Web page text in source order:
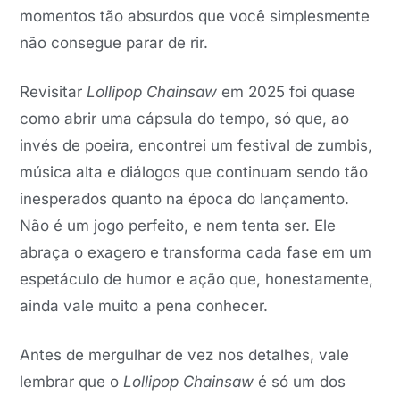
momentos tão absurdos que você simplesmente
não consegue parar de rir.
RevisitarLollipop Chainsaw em 2025 foi quase
como abrir uma cápsula do tempo, só que, ao
invés de poeira, encontrei um festival de zumbis,
música alta e diálogos que continuam sendo tão
inesperados quanto na época do lançamento.
Não é um jogo perfeito, e nem tenta ser. Ele
abraça o exagero e transforma cada fase em um
espetáculo de humor e ação que, honestamente,
ainda vale muito a pena conhecer.
Antes de mergulhar de vez nos detalhes, vale
lembrar que oLollipop Chainsaw é só um dos